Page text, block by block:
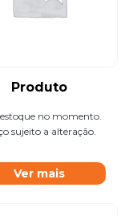
Produto
no momento.
sujeito a alteração.
Ver mais